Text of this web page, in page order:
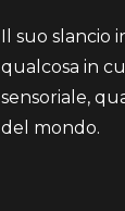
Il suo slancio
qualcosa in
sensoriale,
del mondo.